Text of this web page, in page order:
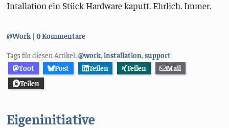
Intallation ein Stück Hardware kaputt. Ehrlich. Immer.
Kategorien:
@Work 0 Kommentare
Tags für diesen Artikel:@work,installation,support
Toot
Post Teilen Teilen
Mail
Teilen
Eigeninitiative